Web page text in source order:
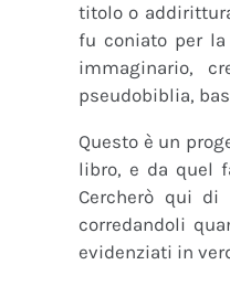
titolo o
fu coniato per
immaginario,
pseudobiblia,
Questo è un
libro, e da quel
Cercherò qui
corredandoli
evidenziati in